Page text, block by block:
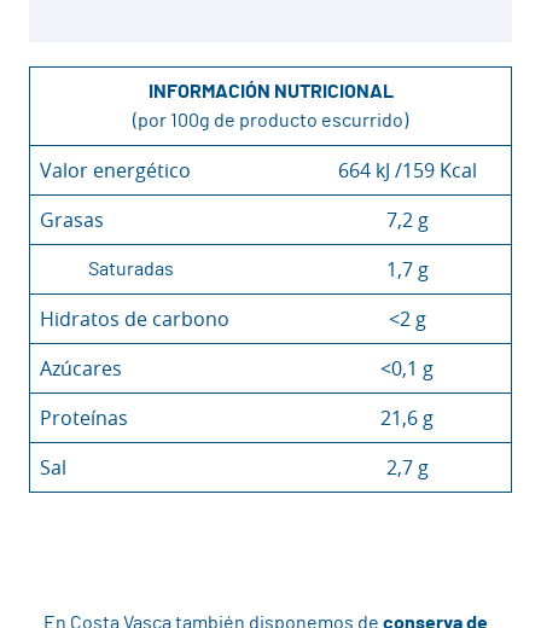
INFORMACIÓN NUTRICIONAL
(por 100g de producto escurrido)
Valor energético
664 kJ /159 Kcal
Grasas
7,2 g
Saturadas
1,7 g
Hidratos de carbono
<2 g
Azúcares
<0,1 g
Proteínas
21,6 g
Sal
2,7 g
En Costa Vasca también disponemos de conserva de